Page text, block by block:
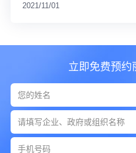
2021/11/01
立即免费预约